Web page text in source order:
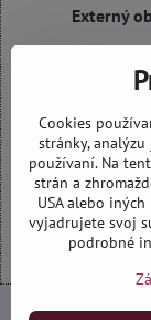
Externý
Povoliť a
Cookies
stránky,
používaní. Na
strán a
USA alebo
vyjadrujete svoj
podrobné